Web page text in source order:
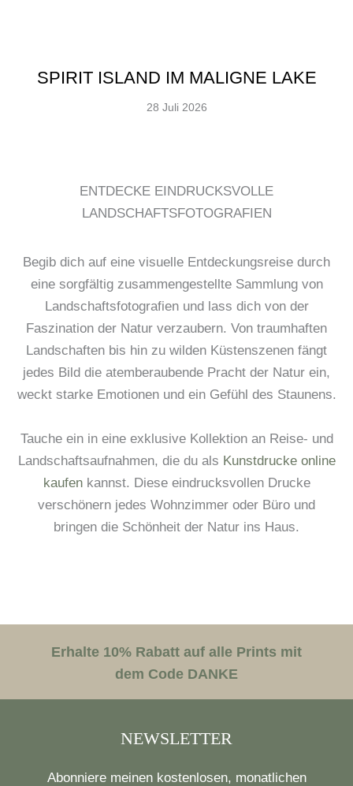
SPIRIT ISLAND IM MALIGNE LAKE
28 Juli 2026
ENTDECKE EINDRUCKSVOLLE
LANDSCHAFTSFOTOGRAFIEN
Begib dich auf eine visuelle Entdeckungsreise durch
eine sorgfältig zusammengestellte Sammlung von
Landschaftsfotografien und lass dich von der
Faszination der Natur verzaubern. Von traumhaften
Landschaften bis hin zu wilden Küstenszenen fängt
jedes Bild die atemberaubende Pracht der Natur ein,
weckt starke Emotionen und ein Gefühl des Staunens.
Tauche ein in eine exklusive Kollektion an Reise- und
Landschaftsaufnahmen, die du als Kunstdrucke online
kaufenkannst. Diese eindrucksvollen Drucke
verschönern jedes Wohnzimmer oder Büro und
bringen die Schönheit der Natur ins Haus.
Erhalte 10% Rabatt auf alle Prints mit
dem Code DANKE
NEWSLETTER
Abonniere meinen kostenlosen, monatlichen